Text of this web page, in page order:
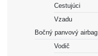
Cestujúci
Vzadu
Bočný panvový airbag
Vodič